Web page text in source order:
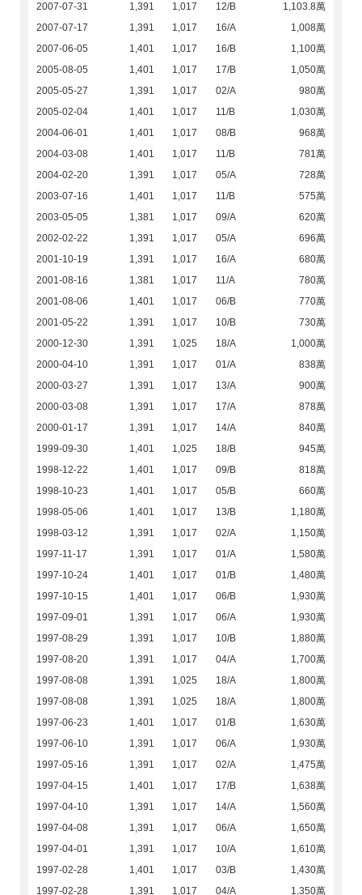
2007-07-31
1,391 1,017 12/B
1,103.8萬
2007-07-17
1,391 1,017 16/A
1,008萬
2007-06-05
1,401 1,017 16/B
1,100萬
2005-08-05
1,401 1,017 17/B
1,050萬
2005-05-27
1,391 1,017 02/A
980萬
2005-02-04
1,401 1,017 11/B
1,030萬
2004-06-01
1,401 1,017 08/B
968萬
2004-03-08
1,401 1,017 11/B
781萬
2004-02-20
1,391 1,017 05/A
728萬
2003-07-16
1,401 1,017 11/B
575萬
2003-05-05
1,381 1,017 09/A
620萬
2002-02-22
1,391 1,017 05/A
696萬
2001-10-19
1,391 1,017 16/A
680萬
2001-08-16
1,381 1,017 11/A
780萬
2001-08-06
1,401 1,017 06/B
770萬
2001-05-22
1,391 1,017 10/B
730萬
2000-12-30
1,391 1,025 18/A
1,000萬
2000-04-10
1,391 1,017 01/A
838萬
2000-03-27
1,391 1,017 13/A
900萬
2000-03-08
1,391 1,017 17/A
878萬
2000-01-17
1,391 1,017 14/A
840萬
1999-09-30
1,401 1,025 18/B
945萬
1998-12-22
1,401 1,017 09/B
818萬
1998-10-23
1,401 1,017 05/B
660萬
1998-05-06
1,401 1,017 13/B
1,180萬
1998-03-12
1,391 1,017 02/A
1,150萬
1997-11-17
1,391 1,017 01/A
1,580萬
1997-10-24
1,401 1,017 01/B
1,480萬
1997-10-15
1,401 1,017 06/B
1,930萬
1997-09-01
1,391 1,017 06/A
1,930萬
1997-08-29
1,391 1,017 10/B
1,880萬
1997-08-20
1,391 1,017 04/A
1,700萬
1997-08-08
1,391 1,025 18/A
1,800萬
1997-08-08
1,391 1,025 18/A
1,800萬
1997-06-23
1,401 1,017 01/B
1,630萬
1997-06-10
1,391 1,017 06/A
1,930萬
1997-05-16
1,391 1,017 02/A
1,475萬
1997-04-15
1,401 1,017 17/B
1,638萬
1997-04-10
1,391 1,017 14/A
1,560萬
1997-04-08
1,391 1,017 06/A
1,650萬
1997-04-01
1,391 1,017 10/A
1,610萬
1997-02-28
1,401 1,017 03/B
1,430萬
1997-02-28
1,391 1,017 04/A 1,350萬